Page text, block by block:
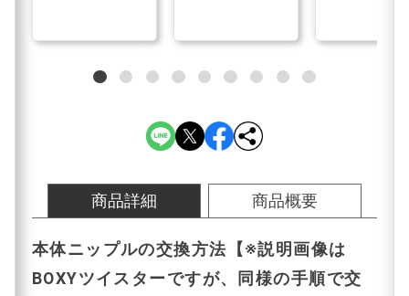
商品詳細 商品概要
本体ニップルの交換方法【※説明画像は
BOXYツイスターですが、同様の手順で交